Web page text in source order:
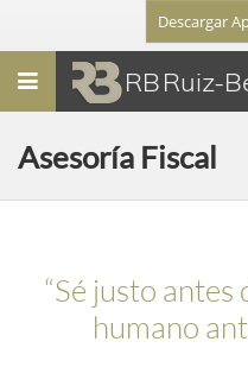
Descargar
Menú RB Ruiz-
Asesoría Fiscal
“Sé justo antes
humano